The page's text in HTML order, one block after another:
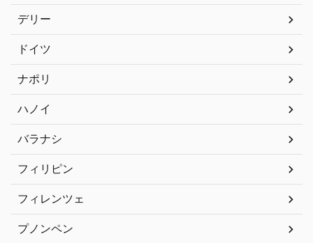
デリー
ドイツ
ナポリ
ハノイ
バラナシ
フィリピン
フィレンツェ
プノンペン